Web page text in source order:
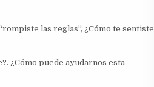
las reglas”, ¿Cómo te sentiste
¿Cómo puede ayudarnos esta